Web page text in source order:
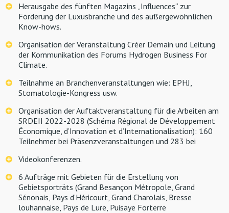
Herausgabe des fünften Magazins „Influences“ zur
Förderung der Luxusbranche und des außergewöhnlichen
Know-hows.
Organisation der Veranstaltung Créer Demain und Leitung
der Kommunikation des Forums Hydrogen Business For
Climate.
Teilnahme an Branchenveranstaltungen wie: EPHJ,
Stomatologie-Kongress usw.
Organisation der Auftaktveranstaltung für die Arbeiten am
SRDEII 2022-2028 (Schéma Régional de Développement
Économique, d’Innovation et d’Internationalisation): 160
Teilnehmer bei Präsenzveranstaltungen und 283 bei
Videokonferenzen.
6 Aufträge mit Gebieten für die Erstellung von
Gebietsporträts (Grand Besançon Métropole, Grand
Sénonais, Pays d’Héricourt, Grand Charolais, Bresse
louhannaise, Pays de Lure, Puisaye Forterre